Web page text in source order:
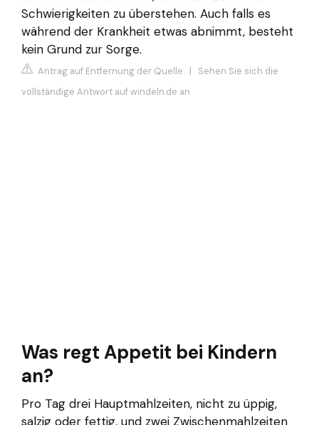
Schwierigkeiten zu überstehen. Auch falls es
während der Krankheit etwas abnimmt, besteht
kein Grund zur Sorge.
Antrag auf Entfernung der Quelle | Sehen Sie sich die
vollständige Antwort auf windeln.de an
Was regt Appetit bei Kindern
an?
Pro Tag drei Hauptmahlzeiten, nicht zu üppig,
salzig oder fettig, und zwei Zwischenmahlzeiten